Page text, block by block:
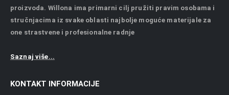
proizvoda. Willona ima primarni cilj pružiti pravim osobama i
stručnjacima iz svake oblasti najbolje moguće materijale za
one strastvene i profesionalne radnje
Saznaj više...
KONTAKT INFORMACIJE